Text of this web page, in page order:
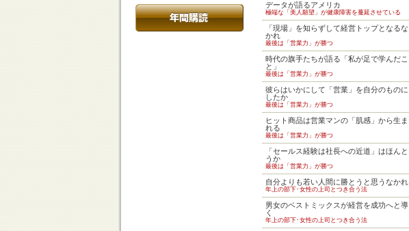
データが語るアメリカ
極端な「美人願望」が健康障害を蔓延させている
「現場」を知らずして経営トップとなるな
かれ
最後は「営業力」が勝つ
時代の旗手たちが語る「私が足で学んだこ
と」
最後は「営業力」が勝つ
彼らはいかにして「営業」を自分のものに
したか
最後は「営業力」が勝つ
ヒット商品は営業マンの「肌感」から生ま
れる
最後は「営業力」が勝つ
「セールス経験は社長への近道」はほんと
うか
最後は「営業力」が勝つ
自分よりも若い人間に勝とうと思うなかれ
年上の部下･女性の上司とつき合う法
男女のベストミックスが経営を成功へと導
く
年上の部下･女性の上司とつき合う法